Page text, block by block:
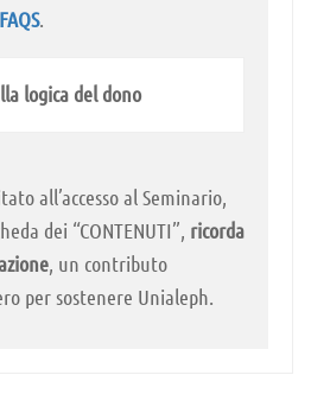
FAQS.
logica del dono
all’accesso al Seminario,
dei “CONTENUTI”, ricorda
, un contributo
per sostenere Unialeph.